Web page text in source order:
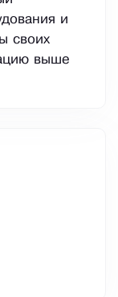
и
своих
выше